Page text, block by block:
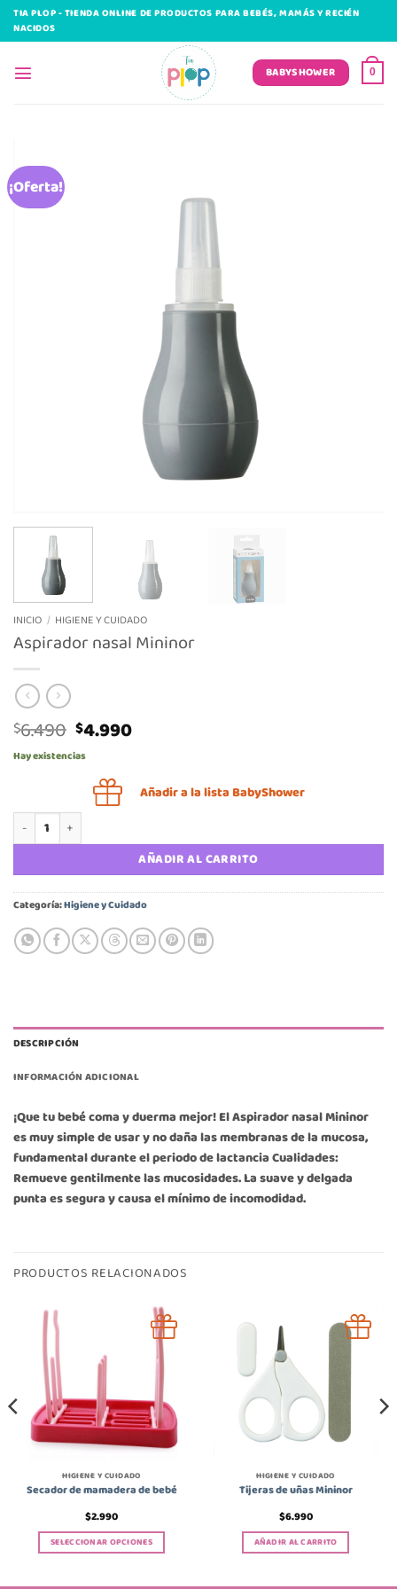
Saltar
TIA PLOP - TIENDA ONLINE DE PRODUCTOS PARA BEBÉS, MAMÁS Y RECIÉN
NACIDOS
BABYSHOWER 0
¡Oferta!
INICIO / HIGIENE Y CUIDADO
Aspirador nasal Mininor
$6.490 El
precio
original
era:
$6.490.
$4.990El
es:
$4.990.
Hay existencias
Añadir a la lista BabyShower
Aspirador nasal Mininor cantidad
AÑADIR AL CARRITO
Categoría:Higiene y Cuidado
DESCRIPCIÓN
INFORMACIÓN ADICIONAL
¡Que tu bebé coma y duerma mejor! El Aspirador nasal Mininor
es muy simple de usar y no daña las membranas de la mucosa,
fundamental durante el periodo de lactancia Cualidades:
Remueve gentilmente las mucosidades. La suave y delgada
punta es segura y causa el mínimo de incomodidad.
PRODUCTOS RELACIONADOS
HIGIENE Y CUIDADO
Secador de mamadera de bebé
$2.990
SELECCIONAR OPCIONES
HIGIENE Y CUIDADO
Tijeras de uñas Mininor
$6.990
AÑADIR AL CARRITO